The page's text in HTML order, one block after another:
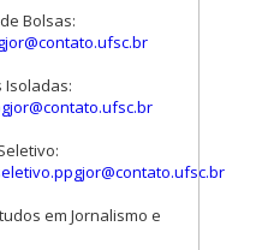
Bolsas:
Isoladas:
em Jornalismo e